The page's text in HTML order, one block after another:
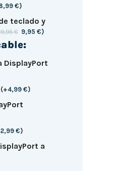
€)
teclado y
€ 9,95€)
DisplayPort
(+4,99 €)
2,99 €)
a